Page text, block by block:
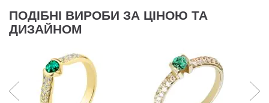
ПОДІБНІ ВИРОБИ ЗА ЦІНОЮ ТА
ДИЗАЙНОМ